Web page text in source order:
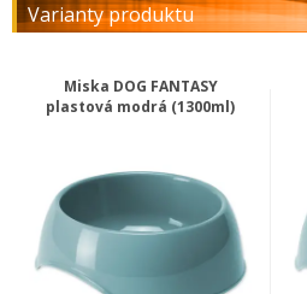
Varianty produktu
Miska DOG FANTASY
plastová modrá (1300ml)